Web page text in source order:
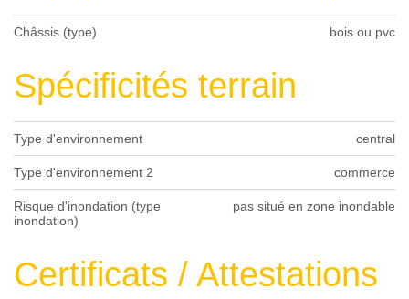
Châssis (type) bois ou pvc
Spécificités terrain
Type d'environnement central
Type d'environnement 2 commerce
Risque d'inondation (type
inondation)
pas situé en zone inondable
Certificats / Attestations